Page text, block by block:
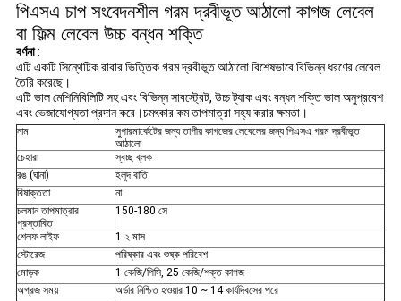
পিএসএ চাপ সংবেদনশীল গরম দ্রবীভূত আঠালো কাগজ লেবেল
বা ফিল্ম লেবেল উচ্চ বন্ধন শক্তি
বর্ণনা:
এটি একটি সিন্থেটিক রাবার ভিত্তিক গরম দ্রবীভূত আঠালো বিশেষভাবে বিভিন্ন ধরণের লেবেল
তৈরি করেছে।
এটি ভাল মেশিনিবিলিটি সহ এবং বিভিন্ন সাবস্ট্রেট, উচ্চ ট্যাক এবং বন্ধন শক্তি ভাল অনুপ্রবেশ
এবং ভেজাযোগ্যতা প্রদান করে।চমৎকার কম তাপমাত্রা সহ্য করার ক্ষমতা।
নাম
সুপারমার্কেটের জন্য তাপীয় কাগজের লেবেলের জন্য পিএসএ গরম দ্রবীভূত
আঠালো
চেহারা
স্বচ্ছ ব্লক
রঙ (ঘানা)
হলুদ বাতি
বিষাক্ততা
না
চলমান তাপমাত্রার
প্রস্তাবিত
150-180 সে
শেলফ লাইফ
1 ২ মাস
স্টোরেজ
পরিষ্কার এবং শুষ্ক পরিবেশ
মোড়ক
1 কেজি/পিসি, 25 কেজি/শক্ত কাগজ
অগ্রজ সময়
অর্ডার নিশ্চিত হওয়ার 10 ~ 14 কার্যদিবসের পরে